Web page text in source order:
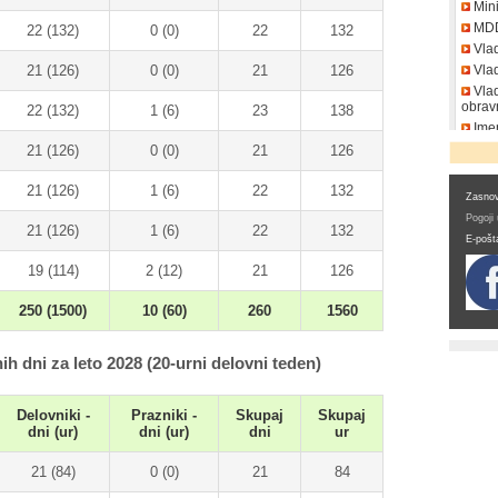
22 (132) 0 (0) 22 132
21 (126) 0 (0) 21 126
22 (132) 1 (6) 23 138
21 (126) 0 (0) 21 126
21 (126) 1 (6) 22 132
21 (126) 1 (6) 22 132
19 (114) 2 (12) 21 126
250 (1500) 10 (60) 260 1560
dni za leto 2028 (20-urni delovni teden)
Delovniki -
dni (ur)
Prazniki -
dni (ur)
Skupaj
dni
Skupaj
ur
21 (84) 0 (0) 21 84
DDV
Pogoji
E-